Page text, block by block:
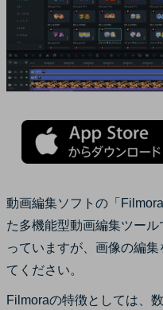
動画編集ソフトの「
た多機能型動画編集ツール
っていますが、画像の編
てください。
Filmoraの特徴としては、